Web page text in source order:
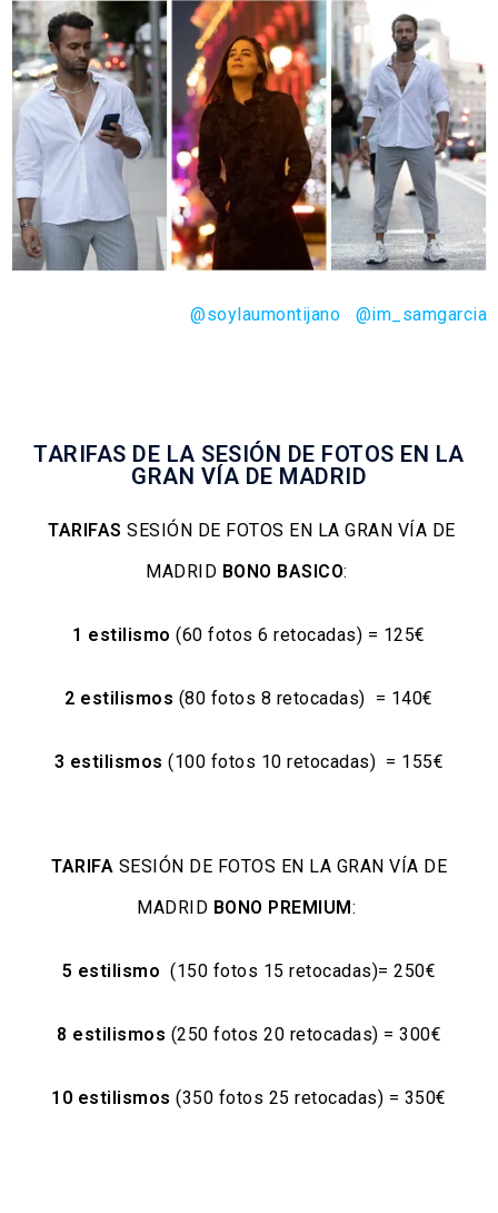
@soylaumontijano @im_samgarcia
TARIFAS DE LA SESIÓN DE FOTOS EN LA
GRAN VÍA DE MADRID
TARIFAS SESIÓN DE FOTOS EN LA GRAN VÍA DE
MADRID BONO BASICO:
1 estilismo (60 fotos 6 retocadas) = 125€
2 estilismos (80 fotos 8 retocadas) = 140€
3 estilismos (100 fotos 10 retocadas) = 155€
TARIFA SESIÓN DE FOTOS EN LA GRAN VÍA DE
MADRID BONO PREMIUM :
5 estilismo (150 fotos 15 retocadas)= 250€
8 estilismos (250 fotos 20 retocadas) = 300€
10 estilismos (350 fotos 25 retocadas) = 350€